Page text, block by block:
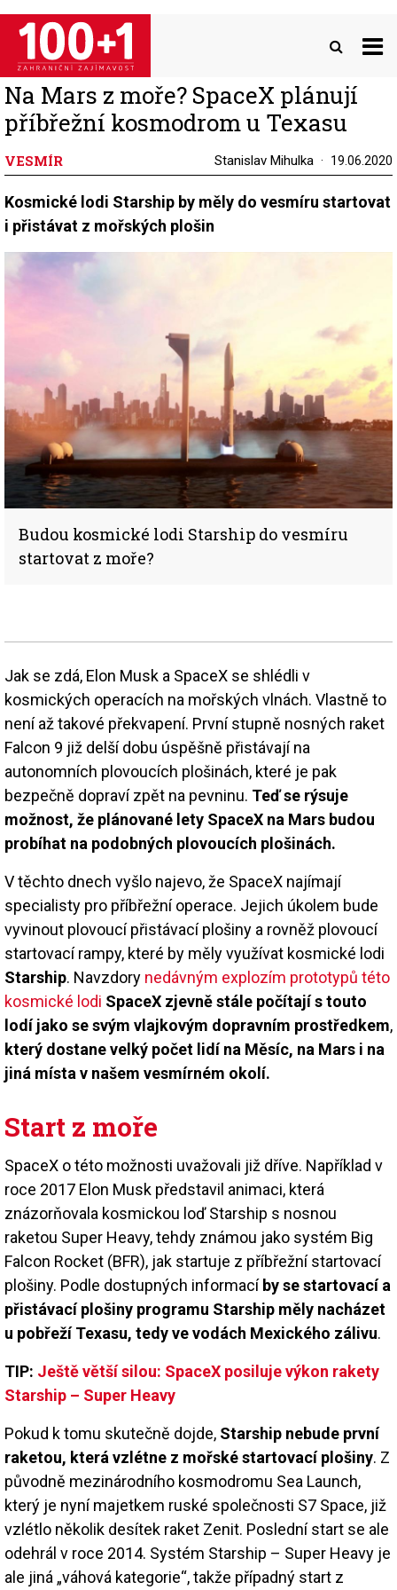
Přejít
hlavnímu
obsahu
Na Mars z moře? SpaceX plánují
příbřežní kosmodrom u Texasu
VESMÍR Stanislav Mihulka 19.06.2020
Kosmické lodi Starship by měly do vesmíru startovat
i přistávat z mořských plošin
Budou kosmické lodi Starship do vesmíru
startovat z moře?
Jak se zdá, Elon Musk a SpaceX se shlédli v
kosmických operacích na mořských vlnách. Vlastně to
není až takové překvapení. První stupně nosných raket
Falcon 9 již delší dobu úspěšně přistávají na
autonomních plovoucích plošinách, které je pak
bezpečně dopraví zpět na pevninu. Teď se rýsuje
možnost, že plánované lety SpaceX na Mars budou
probíhat na podobných plovoucích plošinách.
V těchto dnech vyšlo najevo, že SpaceX najímají
specialisty pro příbřežní operace. Jejich úkolem bude
vyvinout plovoucí přistávací plošiny a rovněž plovoucí
startovací rampy, které by měly využívat kosmické lodi
Starship. Navzdory nedávným explozím prototypů této
kosmické lodi SpaceX zjevně stále počítají s touto
lodí jako se svým vlajkovým dopravním prostředkem,
který dostane velký počet lidí na Měsíc, na Mars i na
jiná místa v našem vesmírném okolí.
Start z moře
SpaceX o této možnosti uvažovali již dříve. Například v
roce 2017 Elon Musk představil animaci, která
znázorňovala kosmickou loď Starship s nosnou
raketou Super Heavy, tehdy známou jako systém Big
Falcon Rocket (BFR), jak startuje z příbřežní startovací
plošiny. Podle dostupných informacíby se startovací a
přistávací plošiny programu Starship měly nacházet
u pobřeží Texasu, tedy ve vodách Mexického zálivu.
TIP: Ještě větší silou: SpaceX posiluje výkon rakety
Starship – Super Heavy
Pokud k tomu skutečně dojde, Starship nebude první
raketou, která vzlétne z mořské startovací plošiny. Z
původně mezinárodního kosmodromu Sea Launch,
který je nyní majetkem ruské společnosti S7 Space, již
vzlétlo několik desítek raket Zenit. Poslední start se ale
odehrál v roce 2014. Systém Starship – Super Heavy je
ale jiná „váhová kategorie“, takže případný start z